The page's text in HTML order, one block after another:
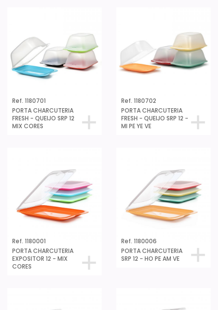
Ref. 1180701
PORTA CHARCUTERIA
FRESH - QUEIJO SRP 12
MIX CORES
Ref. 1180702
PORTA CHARCUTERIA
FRESH - QUEIJO SRP 12 -
MI PE YE VE
Ref. 1180001
PORTA CHARCUTERIA
EXPOSITOR 12 - MIX
CORES
Ref. 1180006
PORTA CHARCUTERIA
SRP 12 - HO PE AM VE